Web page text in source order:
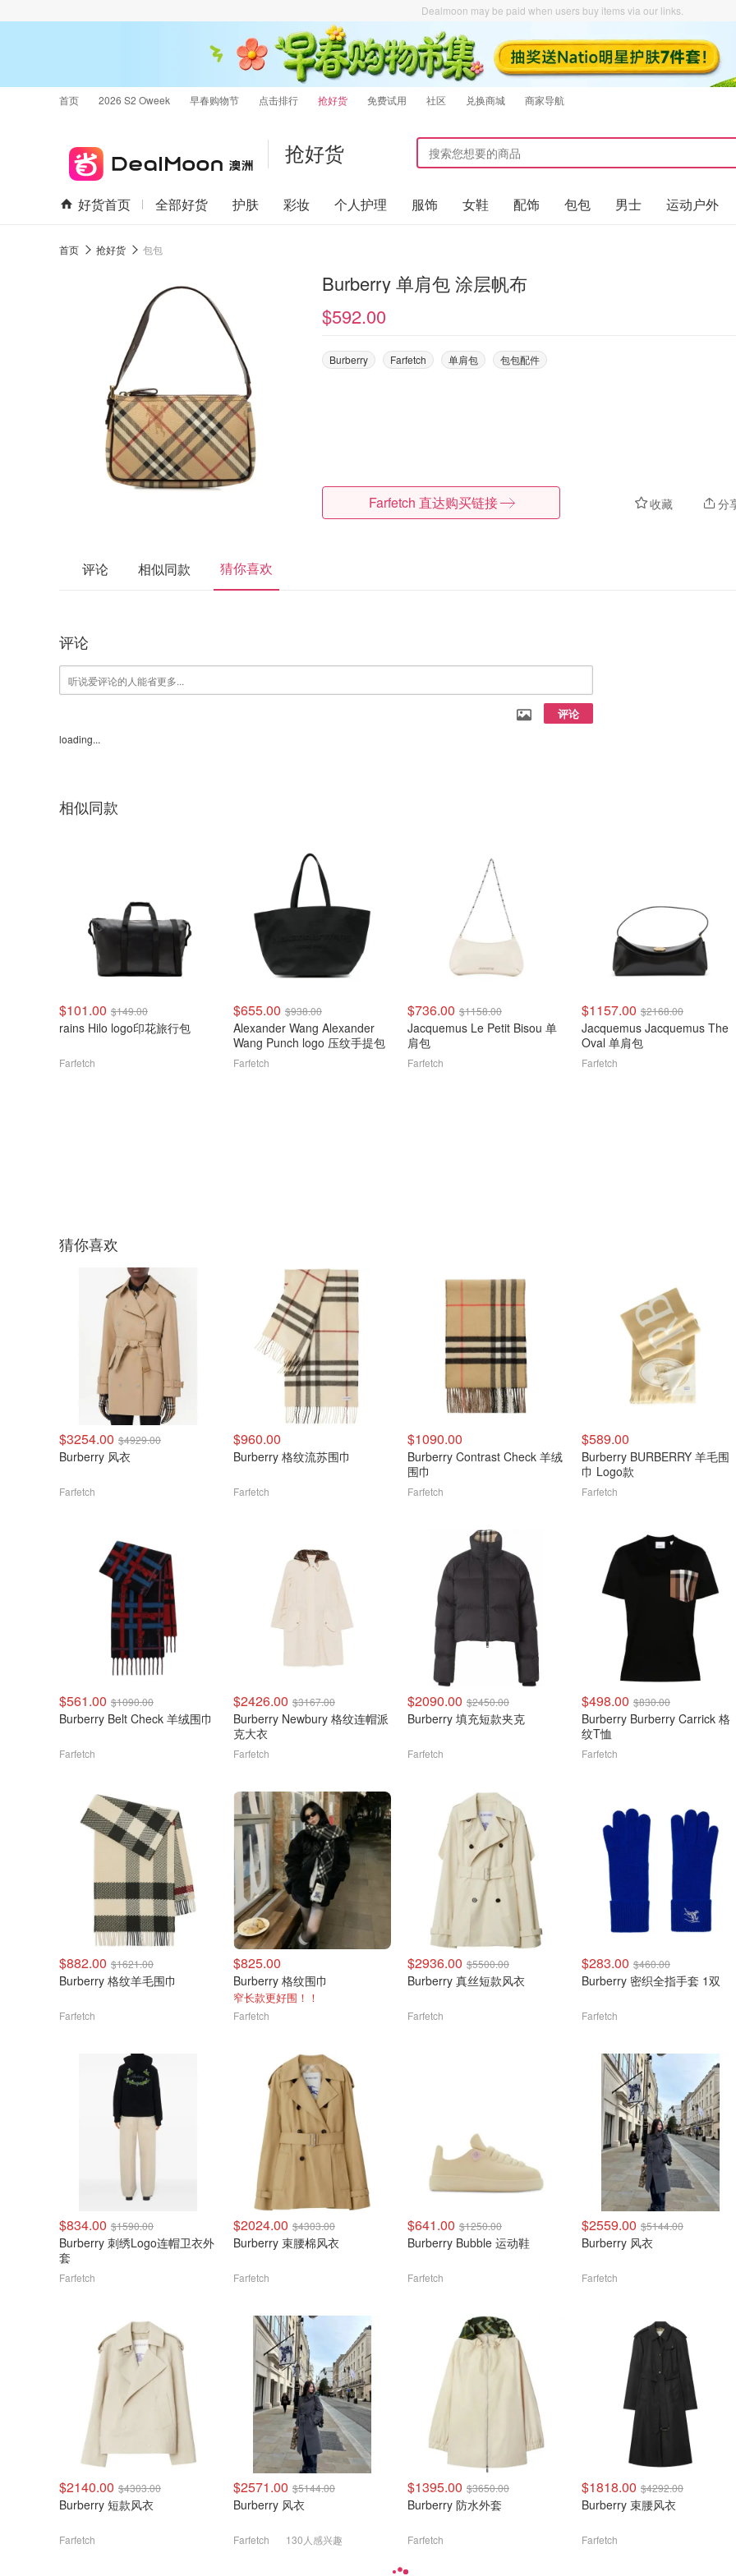
Dealmoon may be paid when users buy items via our links.
首页 2026 S2 Oweek 早春购物节 点击排行 抢好货 免费试用 社区 兑换商城 商家导航
抢好货
好货首页 全部好货 护肤 彩妆 个人护理 服饰 女鞋 配饰 包包 男士 运动户外
首页 抢好货 包包
Burberry 单肩包 涂层帆布
$592.00
Burberry Farfetch 单肩包 包包配件
收藏 分
Farfetch 直达购买链接
评论 相似同款 猜你喜欢
评论
评论
loading...
相似同款
$101.00 $149.00
rains Hilo logo印花旅行包
Farfetch
$655.00 $938.00
Alexander Wang Alexander
Wang Punch logo 压纹手提包
Farfetch
$736.00 $1158.00
Jacquemus Le Petit Bisou 单
肩包
Farfetch
$1157.00 $2168.00
Jacquemus Jacquemus The
Oval 单肩包
Farfetch
猜你喜欢
$3254.00 $4929.00
Burberry 风衣
Farfetch
$960.00
Burberry 格纹流苏围巾
Farfetch
$1090.00
Burberry Contrast Check 羊绒
围巾
Farfetch
$589.00
Burberry BURBERRY 羊毛围
巾 Logo款
Farfetch
$561.00 $1090.00
Burberry Belt Check 羊绒围巾
Farfetch
$2426.00 $3167.00
Burberry Newbury 格纹连帽派
克大衣
Farfetch
$2090.00 $2450.00
Burberry 填充短款夹克
Farfetch
$498.00 $830.00
Burberry Burberry Carrick 格
纹T恤
Farfetch
$882.00 $1621.00
Burberry 格纹羊毛围巾
Farfetch
$825.00
Burberry 格纹围巾
窄长款更好围！！
Farfetch
$2936.00 $5500.00
Burberry 真丝短款风衣
Farfetch
$283.00 $460.00
Burberry 密织全指手套 1双
Farfetch
$834.00 $1590.00
Burberry 刺绣Logo连帽卫衣外
套
Farfetch
$2024.00 $4303.00
Burberry 束腰棉风衣
Farfetch
$641.00 $1250.00
Burberry Bubble 运动鞋
Farfetch
$2559.00 $5144.00
Burberry 风衣
Farfetch
$2140.00 $4303.00
Burberry 短款风衣
Farfetch
$2571.00 $5144.00
Burberry 风衣
Farfetch 130人感兴趣
$1395.00 $3650.00
Burberry 防水外套
Farfetch
$1818.00 $4292.00
Burberry 束腰风衣
Farfetch